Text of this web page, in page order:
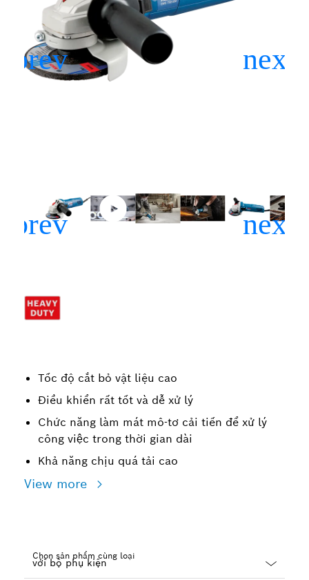
Tốc độ cắt bỏ vật liệu cao
Điều khiển rất tốt và dễ xử lý
Chức năng làm mát mô-tơ cải tiến để xử lý
công việc trong thời gian dài
Khả năng chịu quá tải cao
View more
Chọn sản phẩm cùng loại